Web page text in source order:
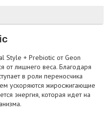
Style + Prebiotic от Geon
от лишнего веса. Благодаря
в роли переносчика
ускоряются жиросжигающие
энергия, которая идет на